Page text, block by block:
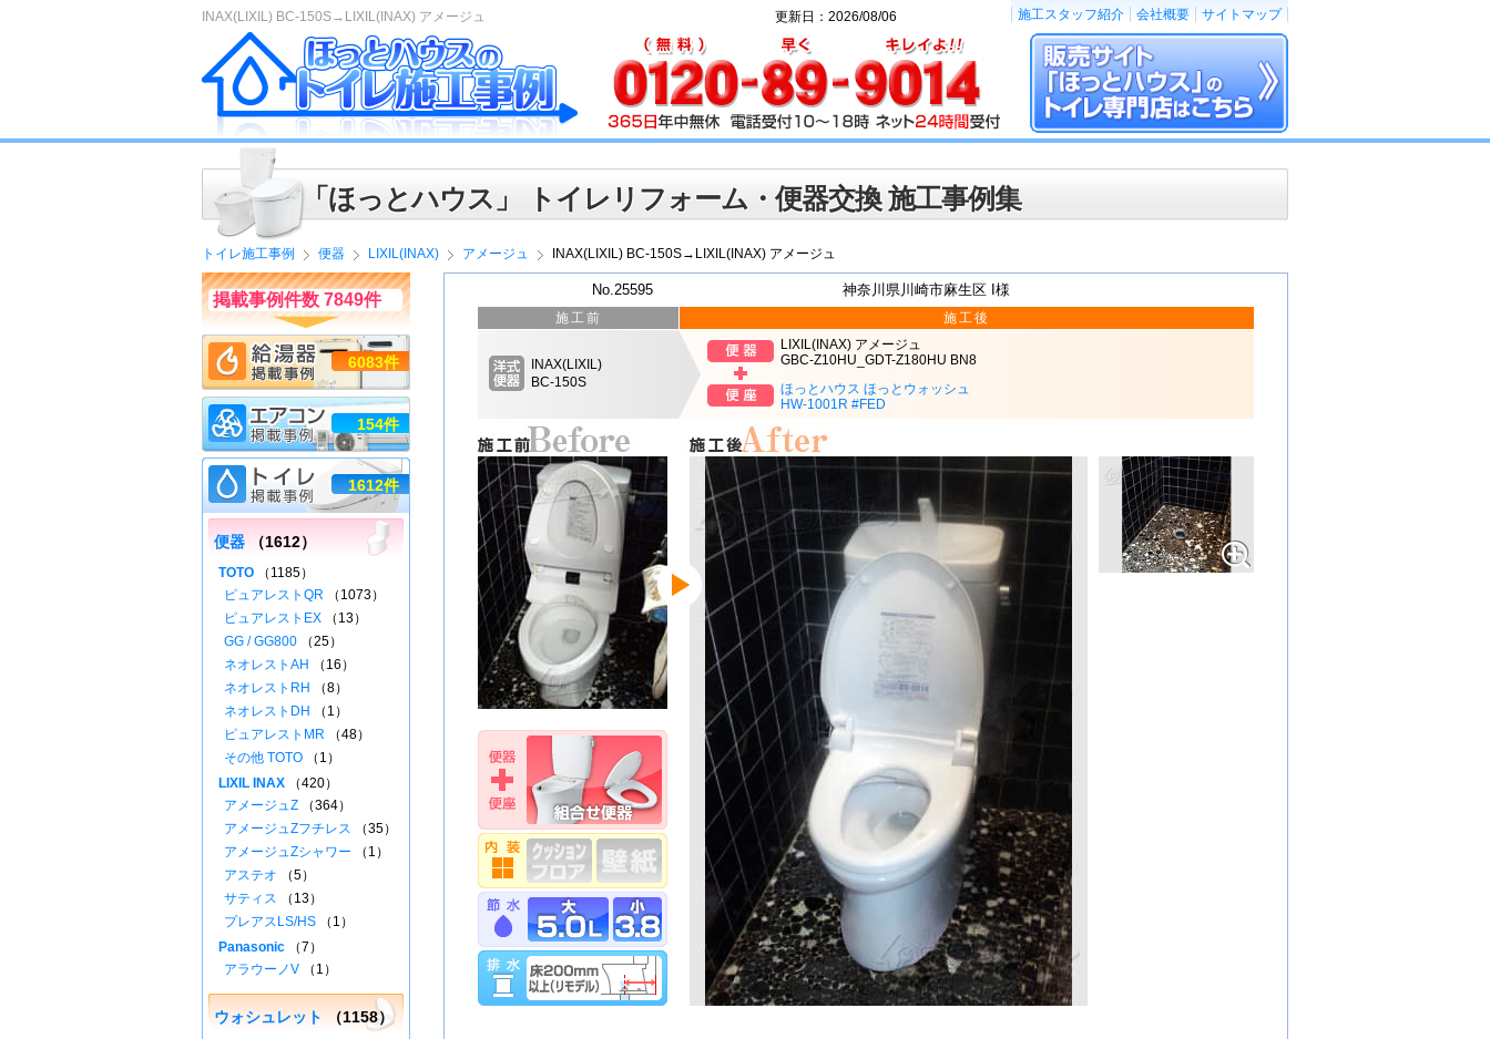
INAX(LIXIL) BC-150S→LIXIL(INAX) アメージュ
「ほっとハウス」 トイレリフォーム・便器交換 施工事例集
トイレ施工事例 便器 LIXIL(INAX) アメージュ INAX(LIXIL) BC-150S→LIXIL(INAX) アメージュ
No.25595 神奈川県川崎市麻生区 I様
施工前
INAX(LIXIL)
BC-150S
施工後
LIXIL(INAX) アメージュ
GBC-Z10HU_GDT-Z180HU BN8
ほっとハウス ほっとウォッシュ
HW-1001R #FED
掲載事例件数 7849件
6083件
154件
1612件
便器 （1612）
TOTO （1185）
ピュアレストQR （1073）
ピュアレストEX （13）
GG / GG800 （25）
ネオレストAH
（16）
ネオレストRH
（8）
ネオレストDH
（1）
ピュアレストMR （48）
その他 TOTO （1）
LIXIL INAX （420）
アメージュZ （364）
アメージュZフチレス （35）
アメージュZシャワー （1）
アステオ （5）
サティス （13）
プレアスLS/HS （1）
Panasonic （7）
アラウーノV （1）
ウォシュレット （1158）
更新日：2026/08/06 施工スタッフ紹介 会社概要 サイトマップ